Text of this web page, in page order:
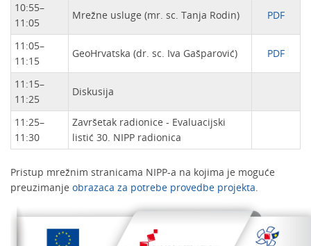
10:55–
11:05
Mrežne usluge (mr. sc. Tanja Rodin) PDF
11:05–
11:15
GeoHrvatska (dr. sc. Iva Gašparović) PDF
11:15–
11:25
Diskusija
11:25–
11:30
Završetak radionice - Evaluacijski
listić 30. NIPP radionica
Pristup mrežnim stranicama NIPP-a na kojima je moguće
preuzimanje obrazaca za potrebe provedbe projekta.